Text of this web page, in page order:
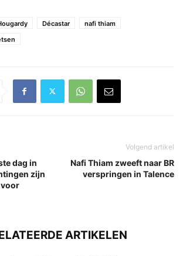
Décastar
nafi thiam
dag in
zijn
Volgend artikel
Nafi Thiam zweeft naar BR
verspringen in Talence
ARTIKELEN